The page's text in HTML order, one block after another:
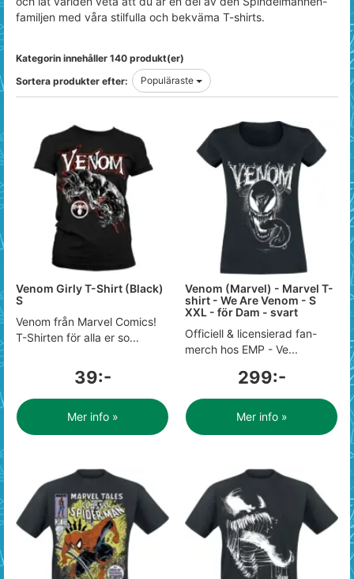
familjen med våra stilfulla och bekväma T-shirts.
Kategorin innehåller 140 produkt(er)
Sortera produkter efter:
Populäraste
Venom Girly T-Shirt (Black)
S
Venom från Marvel Comics!
T-Shirten för alla er so...
39:-
Mer info »
Venom (Marvel) - Marvel T-
shirt - We Are Venom - S
XXL - för Dam - svart
Officiell & licensierad fan-
merch hos EMP - Ve...
299:-
Mer info »